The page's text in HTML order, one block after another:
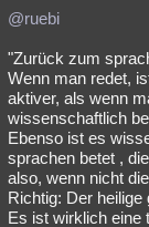
@ruebi
"Zurück zum
Wenn man redet,
aktiver, als wenn
wissenschaftlich
Ebenso ist es
sprachen betet ,
also, wenn nicht
Richtig: Der heilige
Es ist wirklich eine